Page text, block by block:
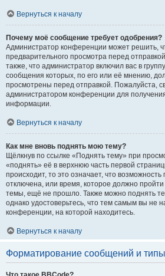
Вернуться к началу
Почему моё сообщение требует одобрения?
Администратор конференции может решить,
предварительного просмотра перед
также, что администратор включил вас в
сообщения которых, по его или её мнению,
просмотрены перед отправкой. Пожалуйста,
администратором конференции для
информации.
Вернуться к началу
Как мне вновь поднять мою тему?
Щёлкнув по ссылке «Поднять тему» при
«поднять» её в верхнюю часть первой
происходит, то это означает, что
отключена, или время, которое должно
темы, ещё не прошло. Также можно поднять
однако удостоверьтесь, что тем самым вы не
конференции, на которой находитесь.
Вернуться к началу
Форматирование сообщений и